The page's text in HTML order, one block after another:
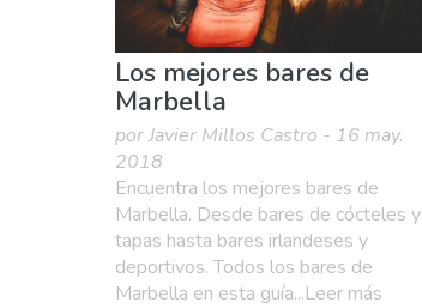
Los mejores bares de
Marbella
por Javier Millos Castro - 16 may.
2018
Encuentra los mejores bares de
Marbella. Desde bares de cócteles y
tapas hasta bares irlandeses y
deportivos. Todos los bares de
Marbella en esta guía...Leer más